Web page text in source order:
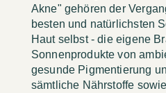
Akne" gehören der
besten und natürlichsten
Haut selbst - die eigene
Sonnenprodukte von
gesunde Pigmentierung
sämtliche Nährstoffe